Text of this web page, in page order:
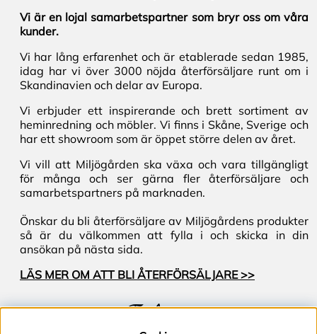
Vi är en lojal samarbetspartner som bryr oss om våra
kunder.
Vi har lång erfarenhet och är etablerade sedan 1985,
idag har vi över 3000 nöjda återförsäljare runt om i
Skandinavien och delar av Europa.
Vi erbjuder ett inspirerande och brett sortiment av
heminredning och möbler. Vi finns i Skåne, Sverige och
har ett showroom som är öppet större delen av året.
Vi vill att Miljögården ska växa och vara tillgängligt
för många och ser gärna fler återförsäljare och
samarbetspartners på marknaden.
Önskar du bli återförsäljare av Miljögårdens produkter
så är du välkommen att fylla i och skicka in din
ansökan på nästa sida.
LÄS MER OM ATT BLI ÅTERFÖRSÄLJARE >>
Följ oss